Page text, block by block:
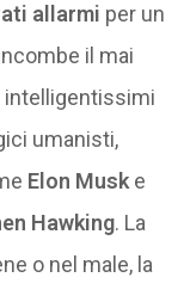
allarmi per un
il mai
intelligentissimi
umanisti,
Elon Muske
Hawking. La
o nel male, la